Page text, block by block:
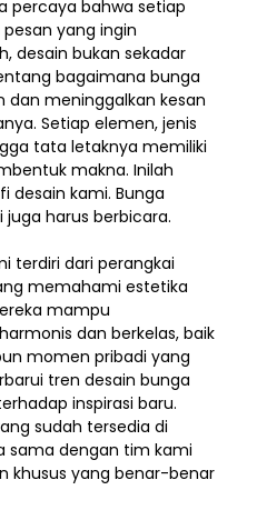
percaya bahwa setiap
yang ingin
desain bukan sekadar
bagaimana bunga
meninggalkan kesan
Setiap elemen,jenis
tata letaknya memiliki
makna. Inilah
desain kami. Bunga
harus berbicara.
terdiri dari perangkai
memahami estetika
mampu
dan berkelas, baik
momen pribadi yang
tren desain bunga
inspirasi baru.
sudah tersedia di
sama dengan tim kami
khusus yang benar-benar